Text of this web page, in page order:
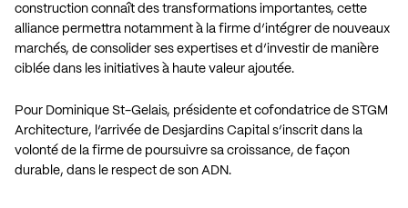
construction connaît des transformations importantes, cette
alliance permettra notamment à la firme d’intégrer de nouveaux
marchés, de consolider ses expertises et d’investir de manière
ciblée dans les initiatives à haute valeur ajoutée.
Pour Dominique St-Gelais, présidente et cofondatrice de STGM
Architecture, l’arrivée de Desjardins Capital s’inscrit dans la
volonté de la firme de poursuivre sa croissance, de façon
durable, dans le respect de son ADN.